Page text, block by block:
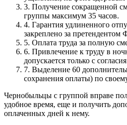
3. Получение сокращенной
группы максимум 35 часов.
4. Гарантия удлиненного
закреплено за
5. Оплата труда за полную
6. Привлечение к труду в
допускается только с
7. Выделение 60
сохранения оплаты) по
Чернобыльцы с группой вправе
удобное время, еще и получить
оплаченных дней к нему.